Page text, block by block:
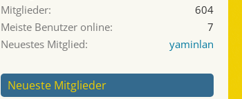
Mitglieder
604
Meiste Benutzer online
7
Neuestes Mitglied
yaminlan
Neueste Mitglieder